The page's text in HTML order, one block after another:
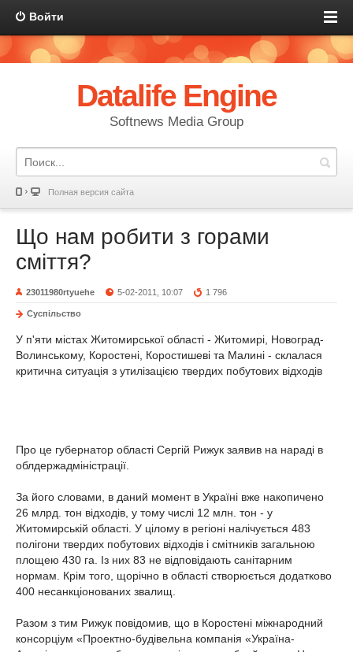
Войти
Datalife Engine
Softnews Media Group
Полная версия сайта
Що нам робити з горами
сміття?
23011980rtyuehe 5-02-2011, 10:07 1 796
Суспільство
У п'яти містах Житомирської області - Житомирі, Новоград-
Волинському, Коростені, Коростишеві та Малині - склалася
критична ситуація з утилізацією твердих побутових відходів
Про це губернатор області Сергій Рижук заявив на нараді в
облдержадміністрації.
За його словами, в даний момент в Україні вже накопичено
26 млрд. тон відходів, у тому числі 12 млн. тон - у
Житомирській області. У цілому в регіоні налічується 483
полігони твердих побутових відходів і смітників загальною
площею 430 га. Із них 83 не відповідають санітарним
нормам. Крім того, щорічно в області створюється додатково
400 несанкціонованих звалищ.
Разом з тим Рижук повідомив, що в Коростені міжнародний
консорціум «Проектно-будівельна компанія «Україна-